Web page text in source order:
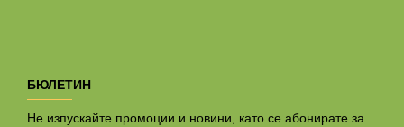
БЮЛЕТИН
Не изпускайте промоции и новини, като се абонирате за